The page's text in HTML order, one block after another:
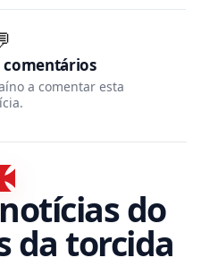
comentários
a comentar esta
do
da torcida